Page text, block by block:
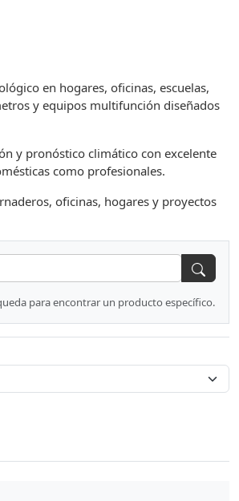
en hogares, oficinas, escuelas,
y equipos multifunción diseñados
y pronóstico climático con excelente
como profesionales.
oficinas, hogares y proyectos
para encontrar un producto específico.